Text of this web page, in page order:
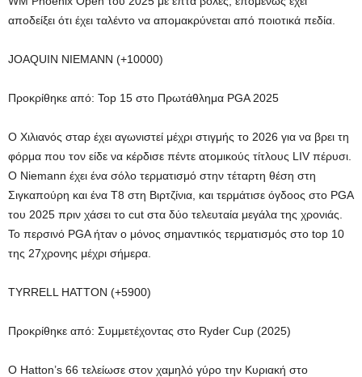
αποδείξει ότι έχει ταλέντο να απομακρύνεται από ποιοτικά πεδία.
JOAQUIN NIEMANN (+10000)
Προκρίθηκε από: Top 15 στο Πρωτάθλημα PGA 2025
Ο Χιλιανός σταρ έχει αγωνιστεί μέχρι στιγμής το 2026 για να βρει τη
φόρμα που τον είδε να κέρδισε πέντε ατομικούς τίτλους LIV πέρυσι.
Ο Niemann έχει ένα σόλο τερματισμό στην τέταρτη θέση στη
Σιγκαπούρη και ένα T8 στη Βιρτζίνια, και τερμάτισε όγδοος στο PGA
του 2025 πριν χάσει το cut στα δύο τελευταία μεγάλα της χρονιάς.
Το περσινό PGA ήταν ο μόνος σημαντικός τερματισμός στο top 10
της 27χρονης μέχρι σήμερα.
TYRRELL HATTON (+5900)
Προκρίθηκε από: Συμμετέχοντας στο Ryder Cup (2025)
Ο Hatton’s 66 τελείωσε στον χαμηλό γύρο την Κυριακή στο